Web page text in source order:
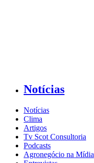
Notícias
Notícias
Clima
Artigos
Tv Scot Consultoria
Podcasts
Agronegócio na Mídia